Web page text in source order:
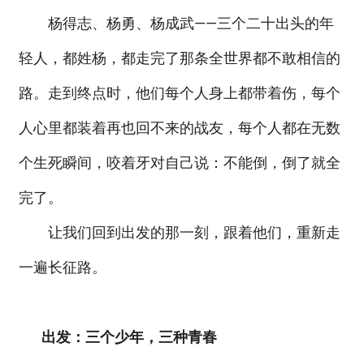
杨得志、杨勇、杨成武——三个二十出头的年
轻人，都姓杨，都走完了那条全世界都不敢相信的
路。走到终点时，他们每个人身上都带着伤，每个
人心里都装着再也回不来的战友，每个人都在无数
个生死瞬间，咬着牙对自己说：不能倒，倒了就全
完了。
让我们回到出发的那一刻，跟着他们，重新走
一遍长征路。
出发：三个少年，三种青春